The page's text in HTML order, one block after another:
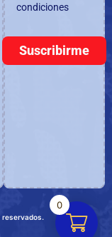
condiciones
Suscribirme
reservados.
0